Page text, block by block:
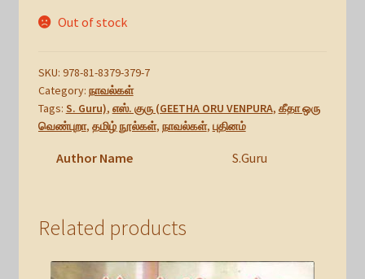
Out of stock
SKU: 978-81-8379-379-7
Category: நாவல்கள்
Tags: S. Guru), எஸ். குரு (GEETHA ORU VENPURA, கீதா ஒரு
வெண்புறா, தமிழ் நூல்கள், நாவல்கள், புதினம்
Author Name S.Guru
Related products